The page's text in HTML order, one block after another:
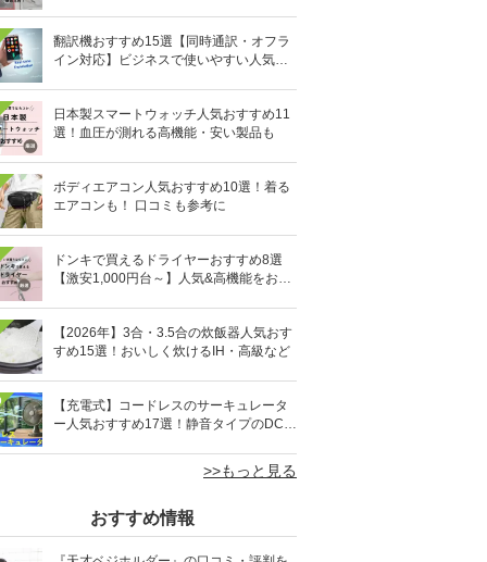
翻訳機おすすめ15選【同時通訳・オフラ
イン対応】ビジネスで使いやすい人気の
日本製スマートウォッチ人気おすすめ11
選！血圧が測れる高機能・安い製品も
ボディエアコン人気おすすめ10選！着る
エアコンも！ 口コミも参考に
ドンキで買えるドライヤーおすすめ8選
【激安1,000円台～】人気&高機能をお得
【2026年】3合・3.5合の炊飯器人気おす
すめ15選！おいしく炊けるIH・高級など
【充電式】コードレスのサーキュレータ
ー人気おすすめ17選！静音タイプのDCモ
>>もっと見る
おすすめ情報